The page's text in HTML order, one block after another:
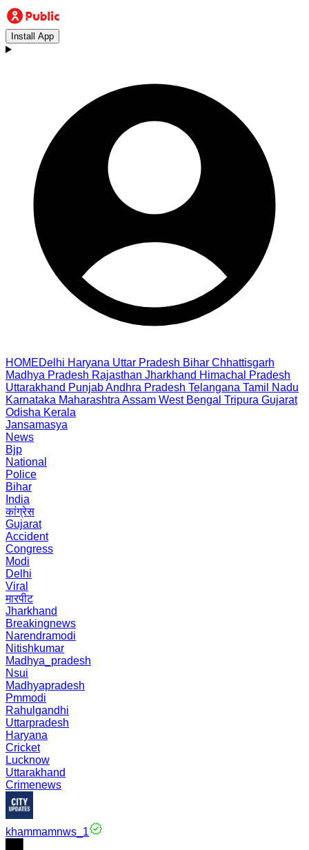
Install App
HOMEDelhi Haryana Uttar Pradesh Bihar Chhattisgarh
Madhya Pradesh Rajasthan Jharkhand Himachal Pradesh
Uttarakhand PunjabAndhra Pradesh Telangana Tamil Nadu
Karnataka Maharashtra Assam West Bengal Tripura Gujarat
Odisha Kerala
Jansamasya
News
Bjp
National
Police
Bihar
India
कांग्रेस
Gujarat
Accident
Congress
Modi
Delhi
Viral
मारपीट
Jharkhand
Breakingnews
Narendramodi
Nitishkumar
Madhya_pradesh
Nsui
Madhyapradesh
Pmmodi
Rahulgandhi
Uttarpradesh
Haryana
Cricket
Lucknow
Uttarakhand
Crimenews
khammamnws_1